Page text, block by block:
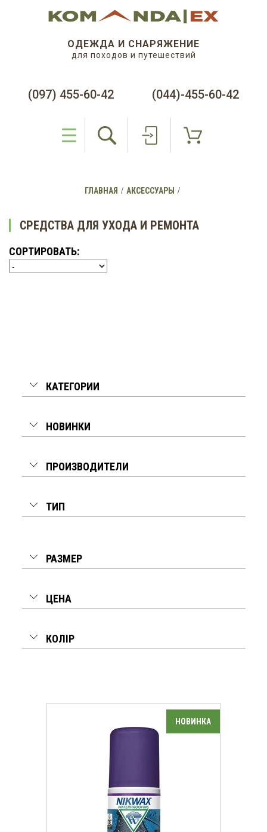
ОДЕЖДА И СНАРЯЖЕНИЕ
для походов и путешествий
(097) 455-60-42 (044)-455-60-42
ГЛАВНАЯ АКСЕССУАРЫ
СРЕДСТВА ДЛЯ УХОДА И РЕМОНТА
СОРТИРОВАТЬ:
КАТЕГОРИИ
НОВИНКИ
ПРОИЗВОДИТЕЛИ
ТИП
РАЗМЕР
ЦЕНА
КОЛІР